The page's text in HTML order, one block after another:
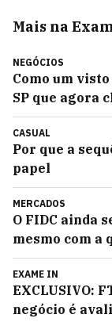
Mais na
NEGÓCIOS
Como um
SP que agora
CASUAL
Por que a
papel
MERCADOS
O FIDC ainda
mesmo com a
EXAME IN
EXCLUSIVO:
negócio é